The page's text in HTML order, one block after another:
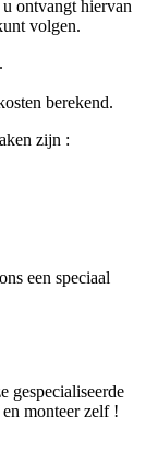
ontvangt hiervan
volgen.
berekend.
zijn :
een speciaal
gespecialiseerde
monteer zelf !